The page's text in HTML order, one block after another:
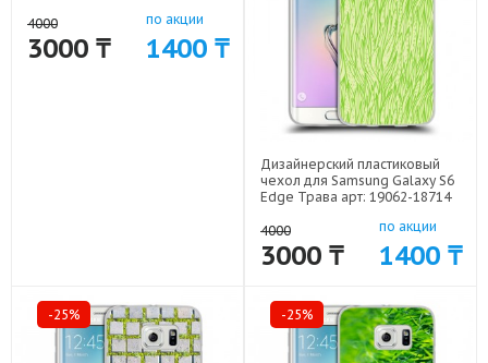
4000
3000 ₸
по акции
1400 ₸
Дизайнерский пластиковый
чехол для Samsung Galaxy S6
Edge Трава арт: 19062-18714
4000
3000 ₸
по акции
1400 ₸
-25% -25%